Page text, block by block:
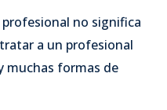
no significa
a un profesional
muchas formas de